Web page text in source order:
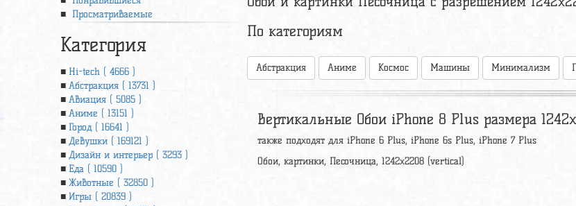
Просматриваемые
Категория
Hi-tech ( 4666 )
Абстракция ( 13731 )
Авиация ( 5085 )
Аниме ( 13151 )
Город ( 16641 )
Девушки ( 169121 )
Дизайн и интерьер ( 3293 )
Еда ( 10590 )
Животные ( 32850 )
Игры ( 20839 )
По категориям
Абстракция Аниме Космос Машины Минимализм
Вертикальные Обои iPhone 8 Plus размера
также подходят для iPhone 6 Plus, iPhone 6s Plus, iPhone 7 Plus
Обои, картинки, Песочница, 1242x2208 (vertical)